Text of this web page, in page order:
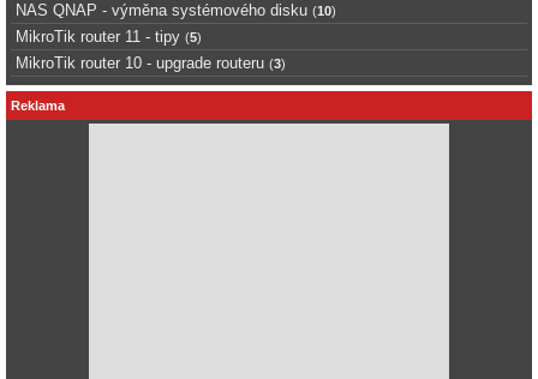
NAS QNAP - výměna systémového disku (10)
MikroTik router 11 - tipy (5)
MikroTik router 10 - upgrade routeru (3)
Reklama